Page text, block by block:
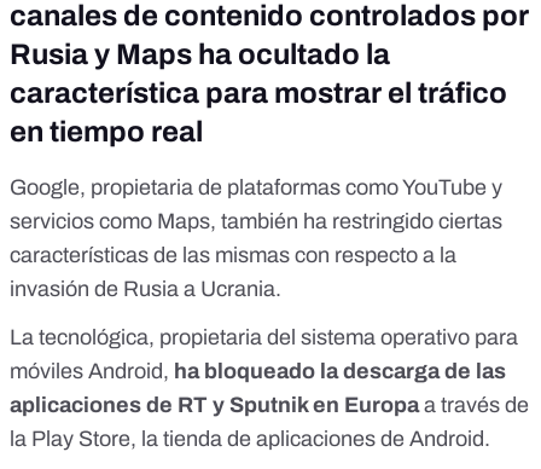
canales de contenido controlados por
Rusia y Maps ha ocultado la
característica para mostrar el tráfico
en tiempo real
Google, propietaria de plataformas como YouTube y
servicios como Maps, también ha restringido ciertas
características de las mismas con respecto a la
invasión de Rusia a Ucrania.
La tecnológica, propietaria del sistema operativo para
móviles Android, ha bloqueado la descarga de las
aplicaciones de RT y Sputnik en Europaa través de
la Play Store, la tienda de aplicaciones de Android.